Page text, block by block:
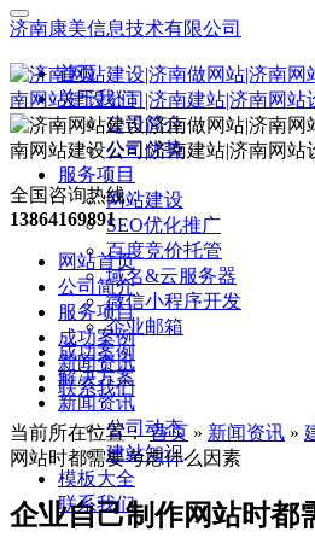
济南康美信息技术有限公司
首页
关于我们
公司简介
公司优势
服务项目
网站建设
SEO优化推广
百度竞价托管
域名&云服务器
微信小程序开发
企业邮箱
成功案例
解决方案
新闻资讯
公司动态
建站知识
模板大全
联系我们
全国咨询热线：
13864169891
网站首页
公司简介
服务项目
成功案例
新闻资讯
联系我们
当前所在位置：首页 » 新闻资讯 »
网站时都需要考虑什么因素
企业自己制作网站时都